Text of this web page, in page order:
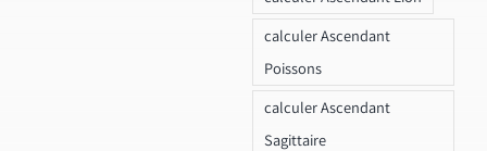
calculer Ascendant
Poissons
calculer Ascendant
Sagittaire